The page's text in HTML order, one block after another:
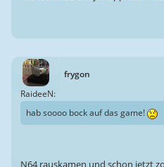
frygon
RaideeN:
hab soooo bock auf das game!
N64 rauskamen und schon jetzt